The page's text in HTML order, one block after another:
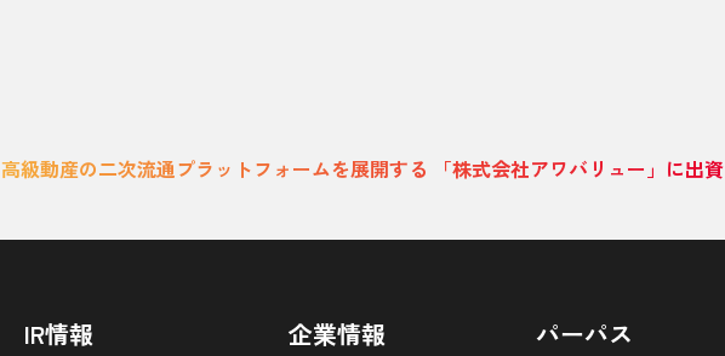
高級動産の二次流通プラットフォームを展開する 「株式会社アワバリュー」に出資
IR情報 企業情報 パーパス